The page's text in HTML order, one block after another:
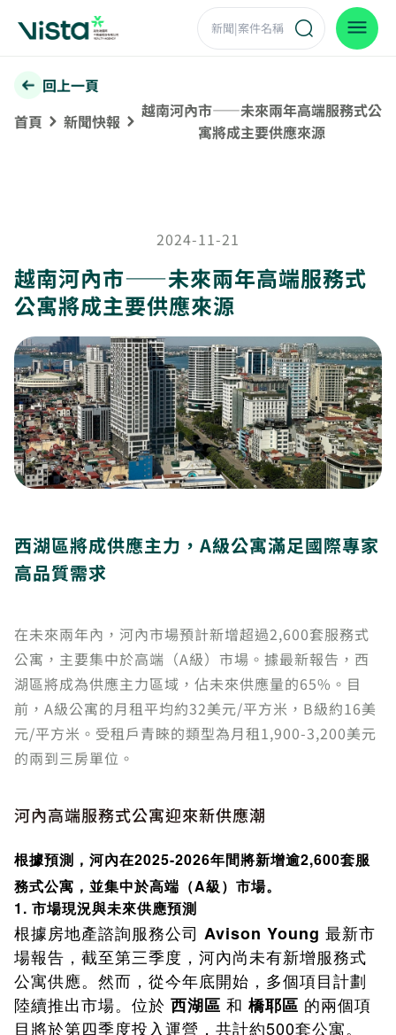
回上一頁
首頁
新聞快報
越南河內市——未來兩年高端服務式公
寓將成主要供應來源
2024-11-21
越南河內市——未來兩年高端服務式
公寓將成主要供應來源
西湖區將成供應主力，A級公寓滿足國際專家
高品質需求
在未來兩年內，河內市場預計新增超過2,600套服務式
公寓，主要集中於高端（A級）市場。據最新報告，西
湖區將成為供應主力區域，佔未來供應量的65%。目
前，A級公寓的月租平均約32美元/平方米，B級約16美
元/平方米。受租戶青睞的類型為月租1,900-3,200美元
的兩到三房單位。
河內高端服務式公寓迎來新供應潮
根據預測，河內在2025-2026年間將新增逾2,600套服
務式公寓，並集中於高端（A級）市場。
1. 市場現況與未來供應預測
根據房地產諮詢服務公司 Avison Young 最新市
場報告，截至第三季度，河內尚未有新增服務式
公寓供應。然而，從今年底開始，多個項目計劃
陸續推出市場。位於 西湖區 和 橋耶區 的兩個項
目將於第四季度投入運營，共計約500套公寓。